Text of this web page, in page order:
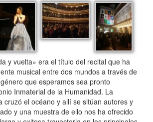
y vuelta» era el título del recital que ha
musical entre dos mundos a través de
que esperamos sea pronto
Inmaterial de la Humanidad. La
cruzó el océano y allí se sitúan autores y
y una muestra de ello nos ha ofrecido